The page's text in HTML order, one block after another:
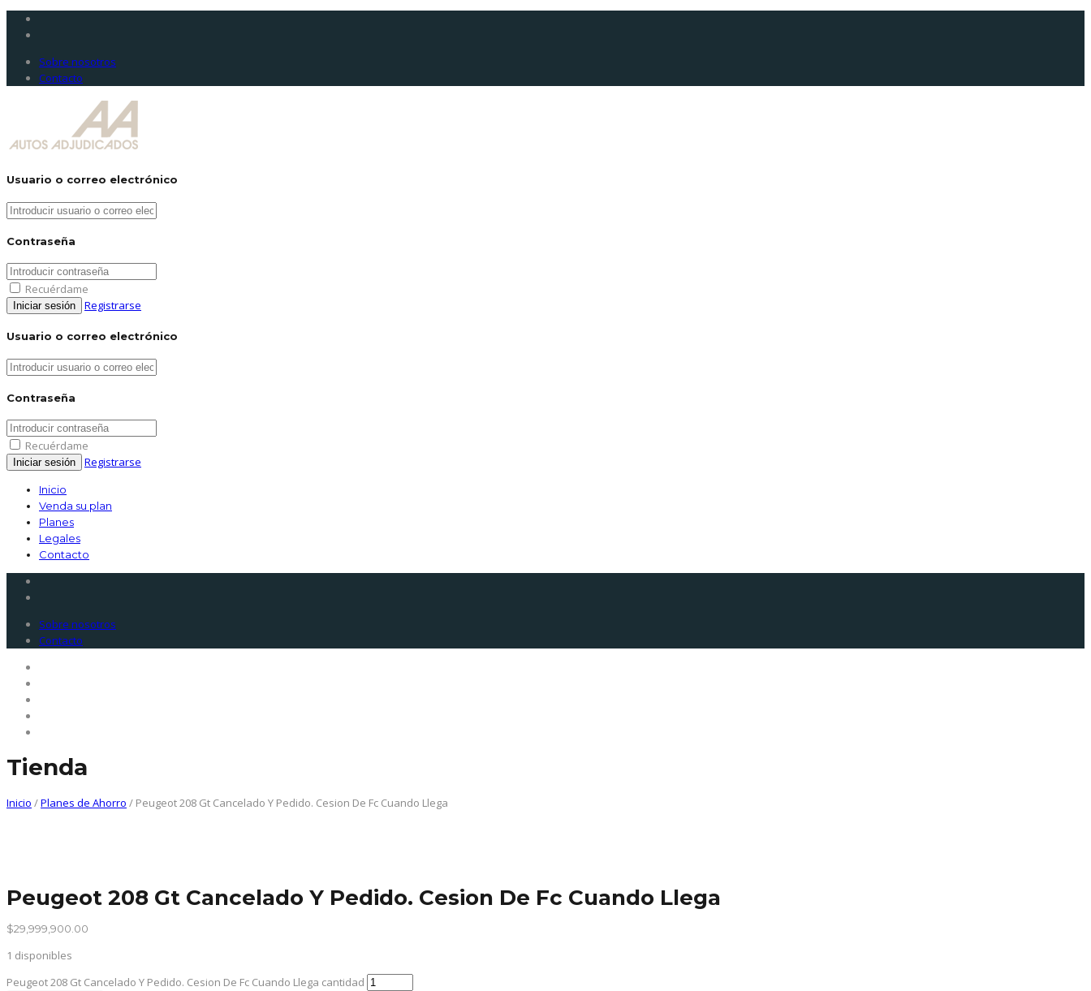
Sobre nosotros
Contacto
Usuario o correo electrónico
Contraseña
Recuérdame
Registrarse
Usuario o correo electrónico
Contraseña
Recuérdame
Registrarse
Inicio
Venda su plan
Planes
Legales
Contacto
Sobre nosotros
Contacto
Tienda
Inicio /Planes de Ahorro / Peugeot 208 Gt Cancelado Y Pedido. Cesion De Fc Cuando Llega
Peugeot 208 Gt Cancelado Y Pedido. Cesion De Fc Cuando Llega
$29,999,900.00
1 disponibles
Peugeot 208 Gt Cancelado Y Pedido. Cesion De Fc Cuando Llega cantidad